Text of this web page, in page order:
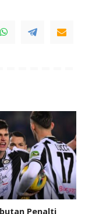
Penalti